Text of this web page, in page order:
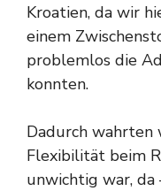
Kroatien, da wir
einem
problemlos die
konnten.
Dadurch wahrten
Flexibilität beim
unwichtig war, da